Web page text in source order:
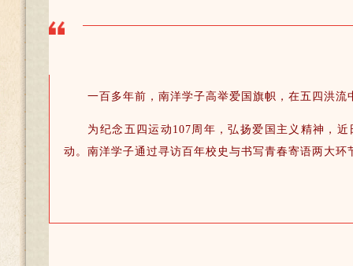
一百多年前，南洋学子高举爱国旗帜，在五四洪
为纪念五四运动107周年，弘扬爱国主义精神，
动。南洋学子通过寻访百年校史与书写青春寄语两大